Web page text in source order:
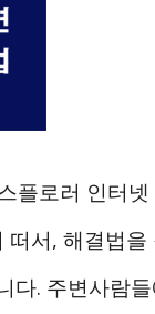
플로러 인터
서, 해결법
다. 주변사람